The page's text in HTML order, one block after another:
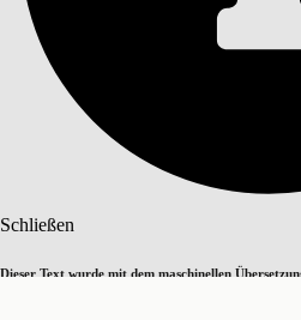
Schließen
Dieser Text wurde mit dem maschinellen